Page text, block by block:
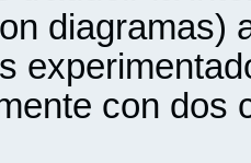
diagramas)
con dos